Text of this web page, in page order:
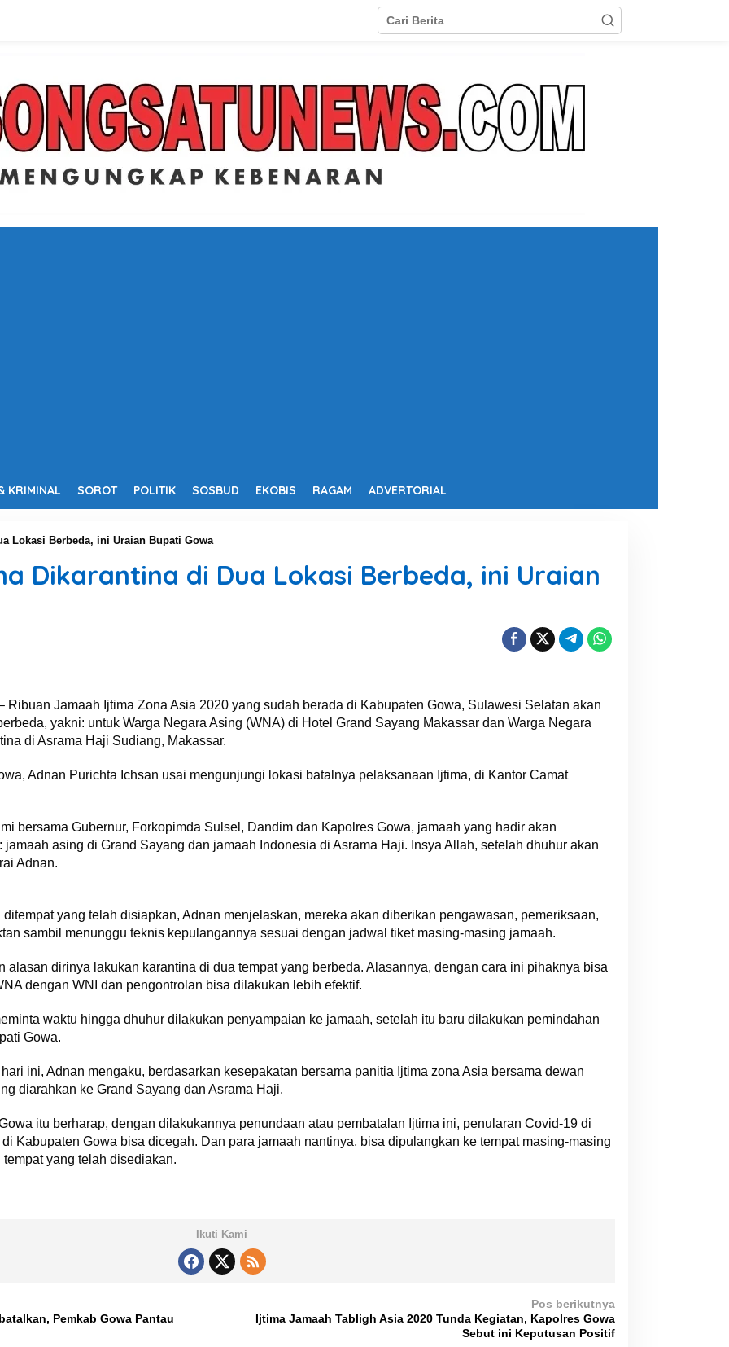
KRIMINAL SOROT POLITIK SOSBUD EKOBIS RAGAM ADVERTORIAL
Lokasi Berbeda, ini Uraian Bupati Gowa
Dikarantina di Dua Lokasi Berbeda, ini Uraian
Ribuan Jamaah Ijtima Zona Asia 2020 yang sudah berada di Kabupaten Gowa, Sulawesi Selatan akan
yakni: untuk Warga Negara Asing (WNA) di Hotel Grand Sayang Makassar dan Warga Negara
di Asrama Haji Sudiang, Makassar.
Adnan Purichta Ichsan usai mengunjungi lokasi batalnya pelaksanaan Ijtima, di Kantor Camat
bersama Gubernur, Forkopimda Sulsel, Dandim dan Kapolres Gowa, jamaah yang hadir akan
jamaah asing di Grand Sayang dan jamaah Indonesia di Asrama Haji. Insya Allah, setelah dhuhur akan
Adnan.
yang telah disiapkan, Adnan menjelaskan, mereka akan diberikan pengawasan, pemeriksaan,
sambil menunggu teknis kepulangannya sesuai dengan jadwal tiket masing-masing jamaah.
alasan dirinya lakukan karantina di dua tempat yang berbeda. Alasannya, dengan cara ini pihaknya bisa
dengan WNI dan pengontrolan bisa dilakukan lebih efektif.
waktu hingga dhuhur dilakukan penyampaian ke jamaah, setelah itu baru dilakukan pemindahan
Gowa.
ini, Adnan mengaku, berdasarkan kesepakatan bersama panitia Ijtima zona Asia bersama dewan
diarahkan ke Grand Sayang dan Asrama Haji.
itu berharap, dengan dilakukannya penundaan atau pembatalan Ijtima ini, penularan Covid-19 di
Kabupaten Gowa bisa dicegah. Dan para jamaah nantinya, bisa dipulangkan ke tempat masing-masing
yang telah disediakan.
Ikuti Kami
Pemkab Gowa Pantau
Pos berikutnya
Ijtima Jamaah Tabligh Asia 2020 Tunda Kegiatan, Kapolres Gowa
Sebut ini Keputusan Positif